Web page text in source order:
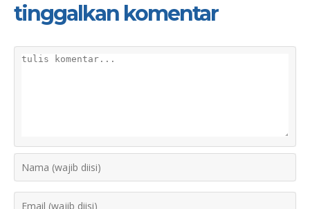
tinggalkan komentar